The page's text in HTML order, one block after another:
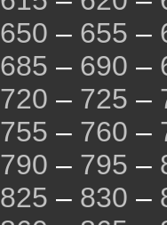
650 – 655 –
685 – 690 –
720 – 725 –
755 – 760 –
790 – 795 –
825 – 830 –